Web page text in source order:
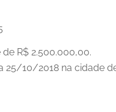
R$ 2.500.000,00.
25/10/2018 na cidade